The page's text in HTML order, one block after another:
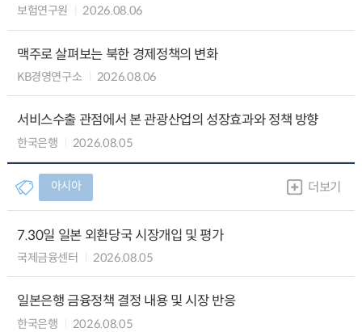
보험연구원 2026.08.06
맥주로 살펴보는 북한 경제정책의 변화
KB경영연구소 2026.08.06
서비스수출 관점에서 본 관광산업의 성장효과와 정책 방향
한국은행 2026.08.05
아시아 더보기
7.30일 일본 외환당국 시장개입 및 평가
국제금융센터 2026.08.05
일본은행 금융정책 결정 내용 및 시장 반응
한국은행 2026.08.05